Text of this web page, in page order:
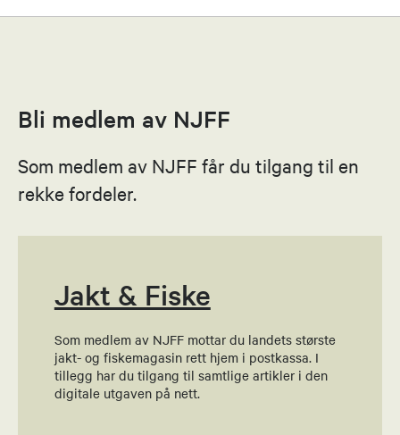
Send epost
Bjørnar Moen
Send epost
Bli medlem av NJFF
Som medlem av NJFF får du tilgang til en
rekke fordeler.
Jakt & Fiske
Som medlem av NJFF mottar du landets største
jakt- og fiskemagasin rett hjem i postkassa. I
tillegg har du tilgang til samtlige artikler i den
digitale utgaven på nett.